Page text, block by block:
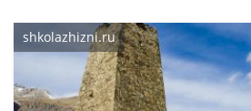
shkolazhizni.ru